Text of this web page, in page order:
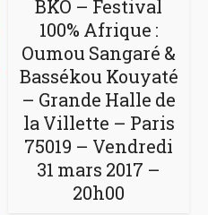
BKO – Festival
100% Afrique :
Oumou Sangaré &
Bassékou Kouyaté
– Grande Halle de
la Villette – Paris
75019 – Vendredi
31 mars 2017 –
20h00